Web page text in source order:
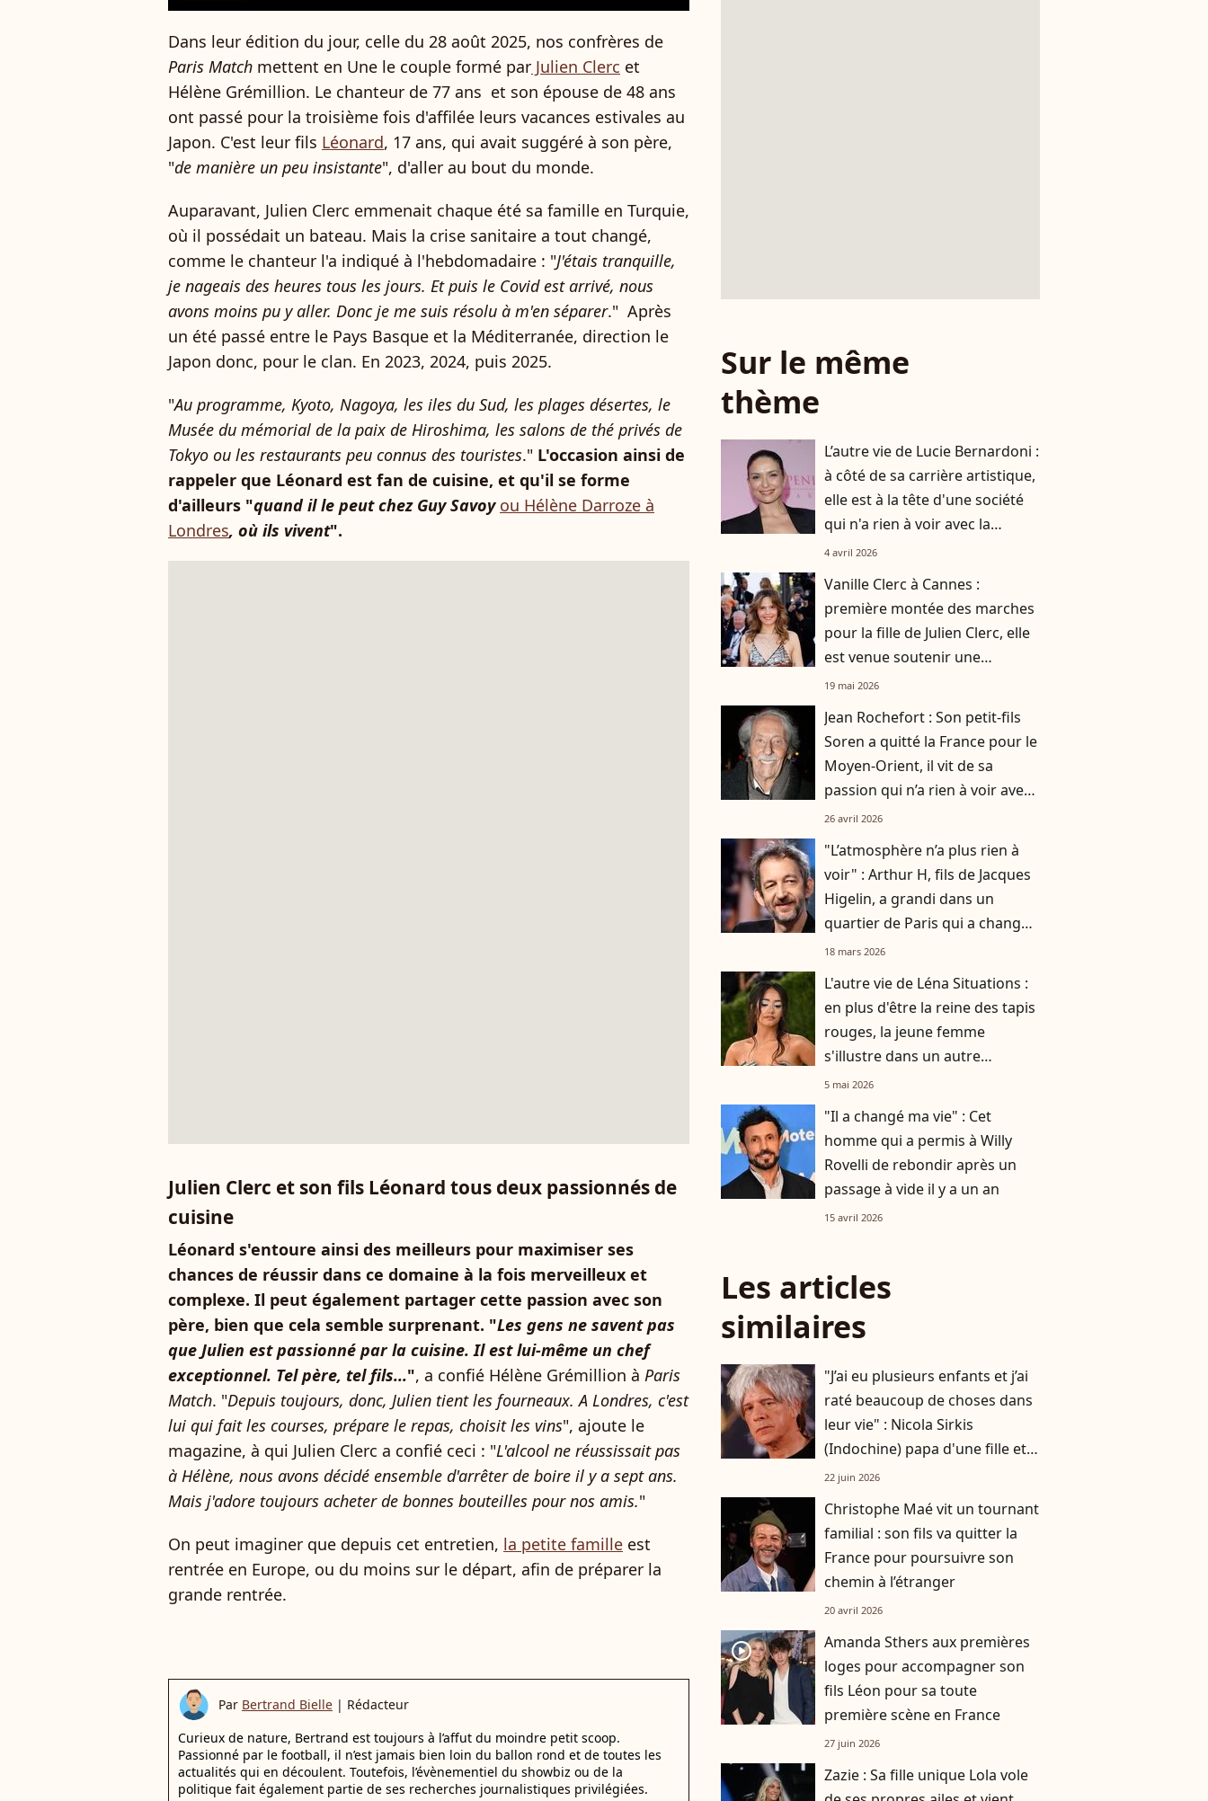
Dans leur édition du jour, celle du 28 août 2025, nos confrères de
Paris Match mettent en Une le couple formé par Julien Clerc et
Hélène Grémillion. Le chanteur de 77 ans et son épouse de 48 ans
ont passé pour la troisième fois d'affilée leurs vacances estivales au
Japon. C'est leur fils Léonard, 17 ans, qui avait suggéré à son père,
"de manière un peu insistante", d'aller au bout du monde.
Auparavant, Julien Clerc emmenait chaque été sa famille en Turquie,
où il possédait un bateau. Mais la crise sanitaire a tout changé,
comme le chanteur l'a indiqué à l'hebdomadaire : "J'étais tranquille,
je nageais des heures tous les jours. Et puis le Covid est arrivé, nous
avons moins pu y aller. Donc je me suis résolu à m'en séparer." Après
un été passé entre le Pays Basque et la Méditerranée, direction le
Japon donc, pour le clan. En 2023, 2024, puis 2025.
"Au programme, Kyoto, Nagoya, les iles du Sud, les plages désertes, le
Musée du mémorial de la paix de Hiroshima, les salons de thé privés de
Tokyo ou les restaurants peu connus des touristes." L'occasion ainsi de
rappeler que Léonard est fan de cuisine, et qu'il se forme
d'ailleurs "quand il le peut chez Guy Savoy ou Hélène Darroze à
Londres, où ils vivent".
Julien Clerc et son fils Léonard tous deux passionnés de
cuisine
Léonard s'entoure ainsi des meilleurs pour maximiser ses
chances de réussir dans ce domaine à la fois merveilleux et
complexe. Il peut également partager cette passion avec son
père, bien que cela semble surprenant. "Les gens ne savent pas
que Julien est passionné par la cuisine. Il est lui-même un chef
exceptionnel. Tel père, tel fils...", a confié Hélène Grémillion à Paris
Match. "Depuis toujours, donc, Julien tient les fourneaux. A Londres, c'est
lui qui fait les courses, prépare le repas, choisit les vins", ajoute le
magazine, à qui Julien Clerc a confié ceci : "L'alcool ne réussissait pas
à Hélène, nous avons décidé ensemble d'arrêter de boire il y a sept ans.
Mais j'adore toujours acheter de bonnes bouteilles pour nos amis."
On peut imaginer que depuis cet entretien, la petite famille est
rentrée en Europe, ou du moins sur le départ, afin de préparer la
grande rentrée.
Par Bertrand Bielle | Rédacteur
Curieux de nature, Bertrand est toujours à l’affut du moindre petit scoop.
Passionné par le football, il n’est jamais bien loin du ballon rond et de toutes les
actualités qui en découlent. Toutefois, l’évènementiel du showbiz ou de la
politique fait également partie de ses recherches journalistiques privilégiées.
Sur le même
thème
L’autre vie de Lucie Bernardoni :
à côté de sa carrière artistique,
elle est à la tête d'une société
qui n'a rien à voir avec la
musique
4 avril 2026
Vanille Clerc à Cannes :
première montée des marches
pour la fille de Julien Clerc, elle
est venue soutenir une
personne chère à son cœur
19 mai 2026
Jean Rochefort : Son petit-fils
Soren a quitté la France pour le
Moyen-Orient, il vit de sa
passion qui n’a rien à voir avec
le cinéma
26 avril 2026
"L’atmosphère n’a plus rien à
voir" : Arthur H, fils de Jacques
Higelin, a grandi dans un
quartier de Paris qui a changé
du tout au tout
18 mars 2026
L'autre vie de Léna Situations :
en plus d'être la reine des tapis
rouges, la jeune femme
s'illustre dans un autre
domaine qui n'a rien à voir avec
5 mai 2026
"Il a changé ma vie" : Cet
homme qui a permis à Willy
Rovelli de rebondir après un
passage à vide il y a un an
15 avril 2026
Les articles
similaires
"J’ai eu plusieurs enfants et j’ai
raté beaucoup de choses dans
leur vie" : Nicola Sirkis
(Indochine) papa d'une fille et
de deux garçons
22 juin 2026
Christophe Maé vit un tournant
familial : son fils va quitter la
France pour poursuivre son
chemin à l’étranger
20 avril 2026
player2
Amanda Sthers aux premières
loges pour accompagner son
fils Léon pour sa toute
première scène en France
27 juin 2026
Zazie : Sa fille unique Lola vole